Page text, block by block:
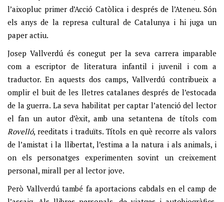
l’aixopluc primer d’Acció Catòlica i després de l’Ateneu. Són
els anys de la represa cultural de Catalunya i hi juga un
paper actiu.
Josep Vallverdú és conegut per la seva carrera imparable
com a escriptor de literatura infantil i juvenil i com a
traductor. En aquests dos camps, Vallverdú contribueix a
omplir el buit de les lletres catalanes després de l’estocada
de la guerra. La seva habilitat per captar l’atenció del lector
el fan un autor d’èxit, amb una setantena de títols com
Rovelló, reeditats i traduïts. Títols en què recorre als valors
de l’amistat i la llibertat, l’estima a la natura i als animals, i
on els personatges experimenten sovint un creixement
personal, mirall per al lector jove.
Però Vallverdú també fa aportacions cabdals en el camp de